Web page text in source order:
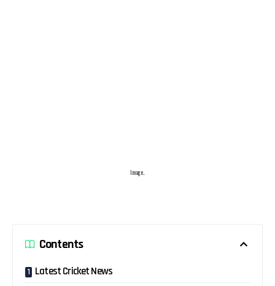
Image..
Contents
Latest Cricket News